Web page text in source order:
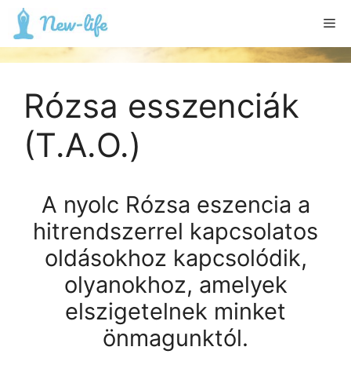
Kilépés
tartalomba
Rózsa esszenciák
(T.A.O.)
A nyolc Rózsa eszencia a
hitrendszerrel kapcsolatos
oldásokhoz kapcsolódik,
olyanokhoz, amelyek
elszigetelnek minket
önmagunktól.